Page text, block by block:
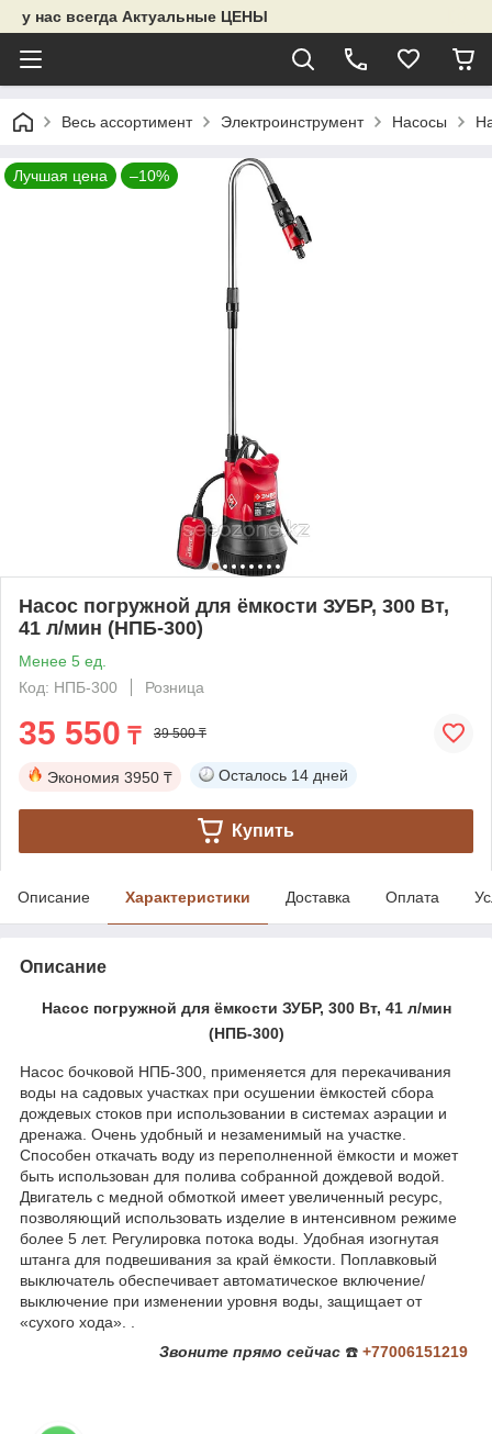
у нас всегда Актуальные ЦЕНЫ
Весь ассортимент Электроинструмент Насосы
Лучшая цена –10%
Насос погружной для ёмкости ЗУБР, 300 Вт,
41 л/мин (НПБ-300)
Менее 5 ед.
Код: НПБ-300
Розница
35 550 ₸ 39 500 ₸
Экономия 3950 ₸ Осталось 14 дней
Купить
Описание Характеристики Доставка Оплата
Описание
Насос погружной для ёмкости ЗУБР, 300 Вт, 41 л/мин
(НПБ-300)
Насос бочковой НПБ-300, применяется для перекачивания
воды на садовых участках при осушении ёмкостей сбора
дождевых стоков при использовании в системах аэрации и
дренажа. Очень удобный и незаменимый на участке.
Способен откачать воду из переполненной ёмкости и может
быть использован для полива собранной дождевой водой.
Двигатель с медной обмоткой имеет увеличенный ресурс,
позволяющий использовать изделие в интенсивном режиме
более 5 лет. Регулировка потока воды. Удобная изогнутая
штанга для подвешивания за край ёмкости. Поплавковый
выключатель обеспечивает автоматическое включение/
выключение при изменении уровня воды, защищает от
«сухого хода». .
Звоните прямо сейчас ☎️ +77006151219